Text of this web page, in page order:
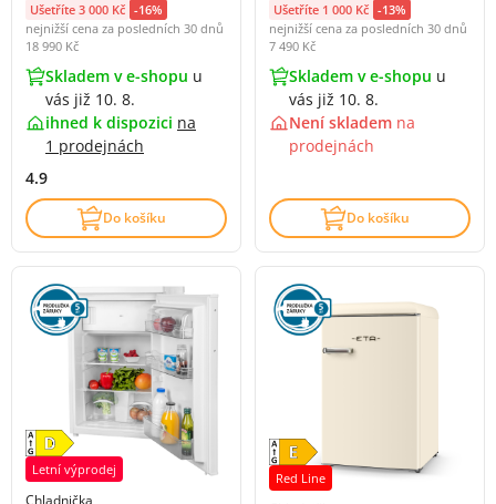
Ušetříte 3 000 Kč -16%
nejnižší cena za posledních 30 dnů
18 990 Kč
Skladem v e-shopu u
vás již 10. 8.
ihned k dispozici na
1 prodejnách
4.9
Do košíku
Ušetříte 1 000 Kč -13%
nejnižší cena za posledních 30 dnů
7 490 Kč
Skladem v e-shopu u
vás již 10. 8.
Není skladem na
prodejnách
Do košíku
Letní výprodej
Chladnička
Red Line